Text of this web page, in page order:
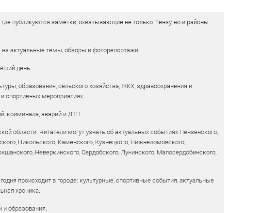
публикуются заметки, охватывающие не только Пензу, но и районы.
актуальные темы, обзоры и фоторепортажи.
день.
образования, сельского хозяйства, ЖКХ, здравоохранения и
спортивных мероприятиях.
криминала, аварий и ДТП.
области. Читатели могут узнать об актуальных событиях Пензенского,
Никольского, Каменского, Кузнецкого, Нижнеломовского,
Неверкинского, Сердобского, Лунинского, Малосердобинского,
происходит в городе: культурные, спортивные события, актуальные
хроника.
образования.